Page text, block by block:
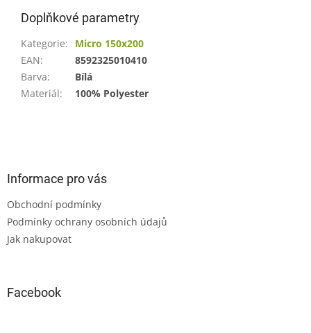
Doplňkové parametry
Kategorie:
Micro 150x200
EAN:
8592325010410
Barva:
Bílá
Materiál: 100% Polyester
Informace pro vás
Obchodní podmínky
Podmínky ochrany osobních údajů
Jak nakupovat
Facebook